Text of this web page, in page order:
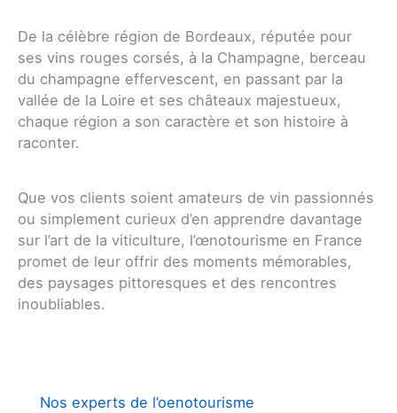
De la célèbre région de Bordeaux, réputée pour
ses vins rouges corsés, à la Champagne, berceau
du champagne effervescent, en passant par la
vallée de la Loire et ses châteaux majestueux,
chaque région a son caractère et son histoire à
raconter.
Que vos clients soient amateurs de vin passionnés
ou simplement curieux d’en apprendre davantage
sur l’art de la viticulture, l’œnotourisme en France
promet de leur offrir des moments mémorables,
des paysages pittoresques et des rencontres
inoubliables.
Nos experts de l’oenotourisme